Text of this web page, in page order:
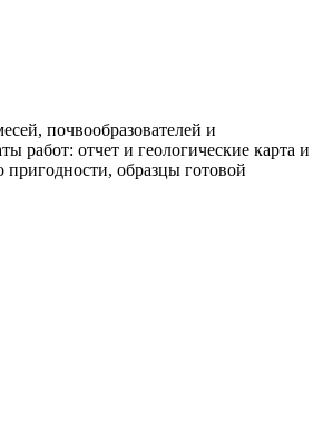
почвообразователей и
работ: отчет и геологические карта и
образцы готовой